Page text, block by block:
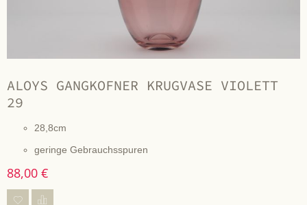
ALOYS GANGKOFNER KRUGVASE VIOLETT
29
28,8cm
geringe Gebrauchsspuren
88,00 €